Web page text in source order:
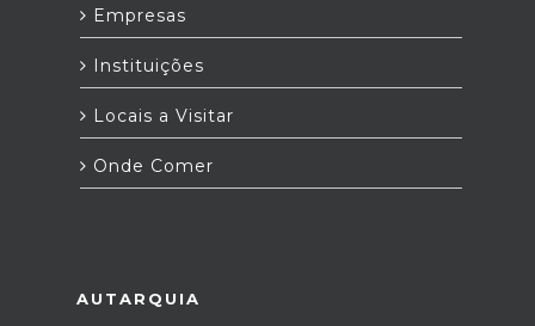
Empresas
Instituições
Locais a Visitar
Onde Comer
AUTARQUIA